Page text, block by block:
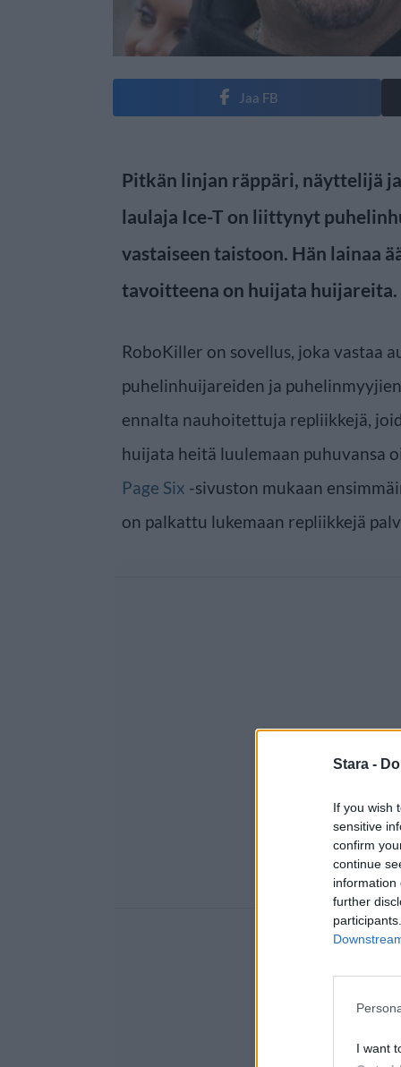
Stara -
If you wish
sensitive
confirm
continue
information
further
I want
Jaa FB
Pitkän linjan räppäri, näyttelijä
laulaja Ice-T on liittynyt
vastaiseen taistoon. Hän lainaa
tavoitteena on huijata huijareita.
RoboKiller on sovellus, joka vastaa
puhelinhuijareiden ja
ennalta nauhoitettuja repliikkejä,
huijata heitä luulemaan puhuvansa
Page Six -sivuston mukaan
on palkattu lukemaan repliikkejä